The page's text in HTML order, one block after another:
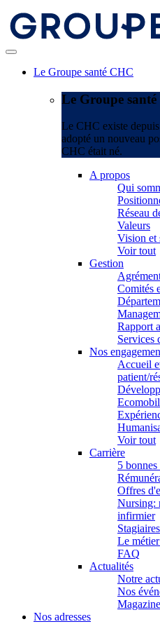
Le Groupe santé CHC
Le Groupe
Le CHC existe
adopté un nouveau
CHC était né.
A propos
Qui
Réseau
Valeurs
Vision et
Voir tout
Gestion
Comités
Rapport
Services
Nos
Accueil
patient/
Voir tout
Carrière
5
Offres
Nursing:
infirmier
Stagiaires
Le
FAQ
Actualités
Notre
Nos
Nos adresses